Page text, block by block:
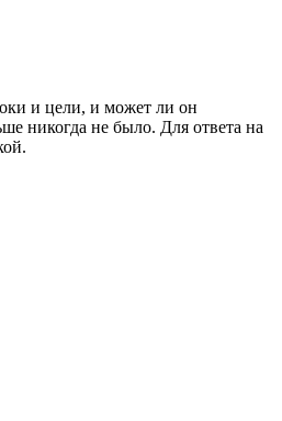
и цели, и может ли он
никогда не было. Для ответа на